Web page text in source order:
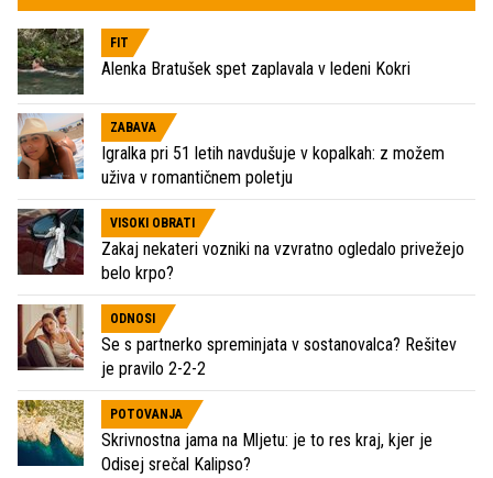
FIT
Alenka Bratušek spet zaplavala v ledeni Kokri
ZABAVA
Igralka pri 51 letih navdušuje v kopalkah: z možem
uživa v romantičnem poletju
VISOKI OBRATI
Zakaj nekateri vozniki na vzvratno ogledalo privežejo
belo krpo?
ODNOSI
Se s partnerko spreminjata v sostanovalca? Rešitev
je pravilo 2-2-2
POTOVANJA
Skrivnostna jama na Mljetu: je to res kraj, kjer je
Odisej srečal Kalipso?